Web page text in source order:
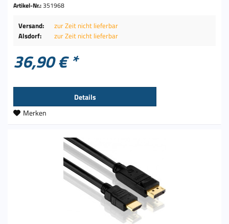
Artikel-Nr.:351968
Versand:
zur Zeit nicht lieferbar
Alsdorf:
zur Zeit nicht lieferbar
36,90 € *
Details
Merken